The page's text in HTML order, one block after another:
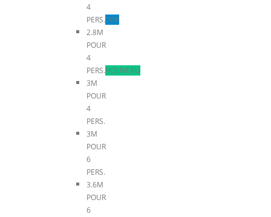
4
PERS.TOP
2.8M
POUR
4
PERS.NOUVEAU
3M
POUR
4
PERS.
3M
POUR
6
PERS.
3.6M
POUR
6